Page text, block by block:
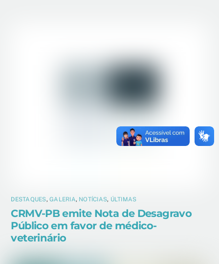
DESTAQUES,GALERIA, NOTÍCIAS, ÚLTIMAS
CRMV-PB emite Nota de Desagravo
Público em favor de médico-
veterinário